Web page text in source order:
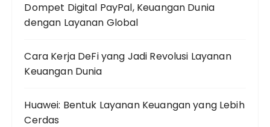
Dompet Digital PayPal, Keuangan Dunia
dengan Layanan Global
Cara Kerja DeFi yang Jadi Revolusi Layanan
Keuangan Dunia
Huawei: Bentuk Layanan Keuangan yang Lebih
Cerdas